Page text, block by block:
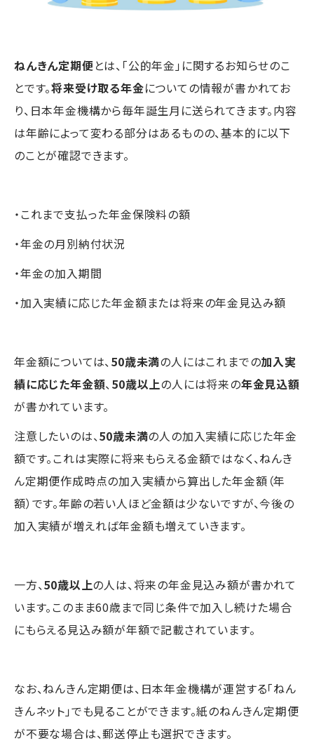
ねんきん定期便 とは、「公的年金」に関するお知らせのこ
とです。将来受け取る年金についての情報が書かれてお
り、日本年金機構から毎年誕生月に送られてきます。内容
は年齢によって変わる部分はあるものの、基本的に以下
のことが確認できます。
・これまで支払った年金保険料の額
・年金の月別納付状況
・年金の加入期間
・加入実績に応じた年金額または将来の年金見込み額
年金額については、 50歳未満の人にはこれまでの加入実
績に応じた年金額、 50歳以上の人には将来の年金見込額
が書かれています。
注意したいのは、50歳未満の人の加入実績に応じた年金
額です。これは実際に将来もらえる金額ではなく、ねんき
ん定期便作成時点の加入実績から算出した年金額（年
額）です。年齢の若い人ほど金額は少ないですが、今後の
加入実績が増えれば年金額も増えていきます。
一方、50歳以上の人は、将来の年金見込み額が書かれて
います。このまま60歳まで同じ条件で加入し続けた場合
にもらえる見込み額が年額で記載されています。
なお、ねんきん定期便は、日本年金機構が運営する「ねん
きんネット」でも見ることができます。紙のねんきん定期便
が不要な場合は、郵送停止も選択できます。